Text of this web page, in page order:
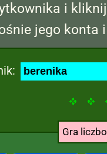
i
jego konta
Gra